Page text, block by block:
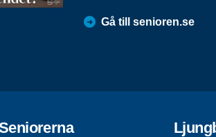
Gå till senioren.se